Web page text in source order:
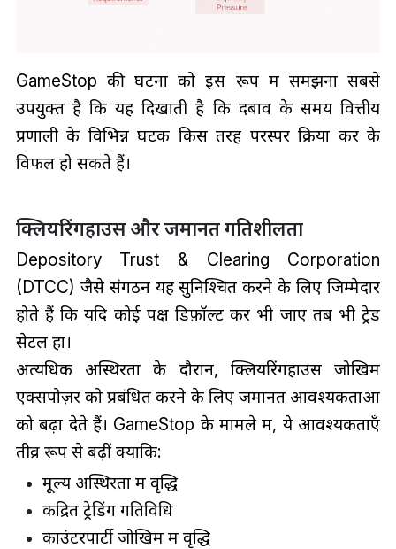
GameStop की घटना को इस रूप में समझना सबसे
उपयुक्त है कि यह दिखाती है कि दबाव के समय वित्तीय
प्रणाली के विभिन्न घटक किस तरह परस्पर क्रिया कर के
विफल हो सकते हैं।
क्लियरिंगहाउस और जमानत गतिशीलता
Depository Trust & Clearing Corporation
(DTCC) जैसे संगठन यह सुनिश्चित करने के लिए जिम्मेदार
होते हैं कि यदि कोई पक्ष डिफ़ॉल्ट कर भी जाए तब भी ट्रेड
सेटल हों।
अत्यधिक अस्थिरता के दौरान, क्लियरिंगहाउस जोखिम
एक्सपोज़र को प्रबंधित करने के लिए जमानत आवश्यकताओं
को बढ़ा देते हैं। GameStop के मामले में, ये आवश्यकताएँ
तीव्र रूप से बढ़ीं क्योंकि:
मूल्य अस्थिरता में वृद्धि
केंद्रित ट्रेडिंग गतिविधि
काउंटरपार्टी जोखिम में वृद्धि